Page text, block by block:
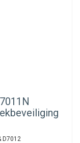
D7012